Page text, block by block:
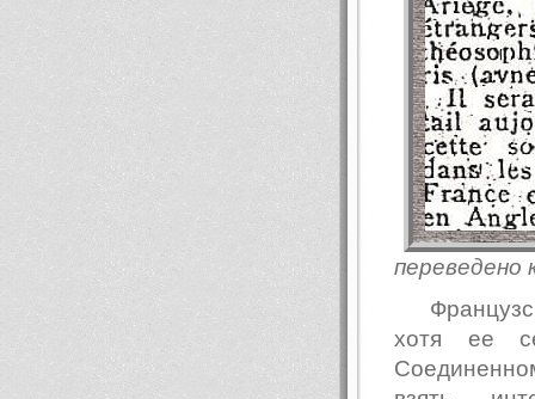
переведено
хотя ee